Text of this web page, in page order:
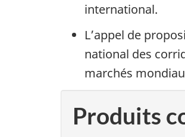
international.
L’appel de
national des
marchés
Produits